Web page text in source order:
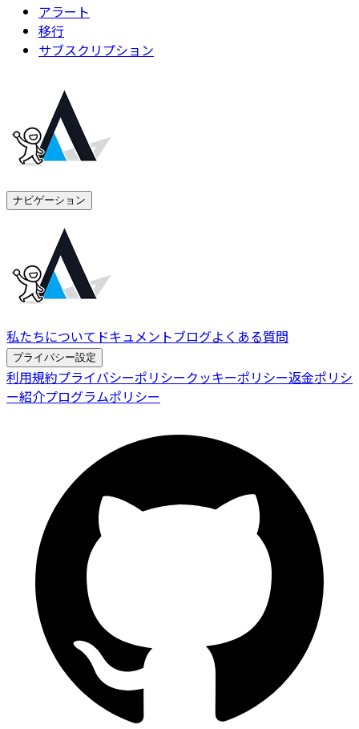
アラート
移行
サブスクリプション
ナビゲーション
私たちについて ドキュメントブログよくある質問
プライバシー設定
利用規約プライバシーポリシークッキーポリシー返金ポリシ
ー紹介プログラムポリシー